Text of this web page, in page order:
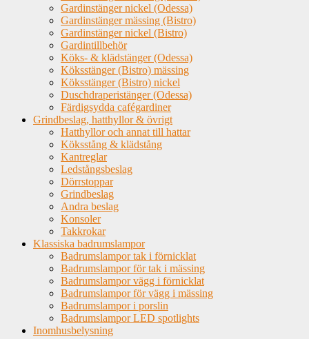
Gardinstänger nickel (Odessa)
Gardinstänger mässing (Bistro)
Gardinstänger nickel (Bistro)
Gardintillbehör
Köks- & klädstänger (Odessa)
Köksstänger (Bistro) mässing
Köksstänger (Bistro) nickel
Duschdraperistänger (Odessa)
Färdigsydda cafégardiner
Grindbeslag, hatthyllor & övrigt
Hatthyllor och annat till hattar
Köksstång & klädstång
Kantreglar
Ledstångsbeslag
Dörrstoppar
Grindbeslag
Andra beslag
Konsoler
Takkrokar
Klassiska badrumslampor
Badrumslampor tak i förnicklat
Badrumslampor för tak i mässing
Badrumslampor vägg i förnicklat
Badrumslampor för vägg i mässing
Badrumslampor i porslin
Badrumslampor LED spotlights
Inomhusbelysning